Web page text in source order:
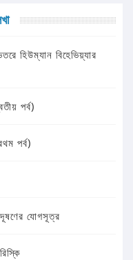
হিউম্যান বিহেভিয়্যার
পর্ব)
পর্ব)
দূষণের যোগসূত্র